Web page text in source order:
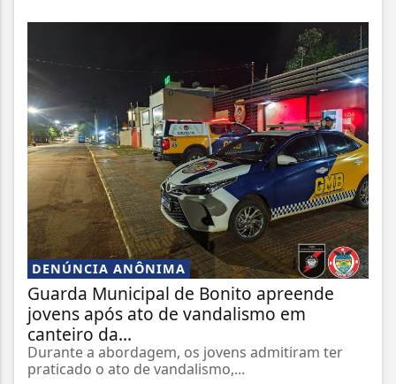
DENÚNCIA ANÔNIMA
Guarda Municipal de Bonito apreende
jovens após ato de vandalismo em
canteiro da...
Durante a abordagem, os jovens admitiram ter
praticado o ato de vandalismo,...